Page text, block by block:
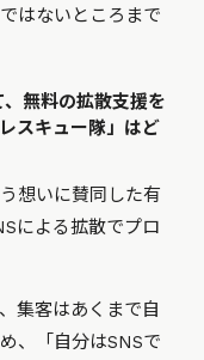
はないところまで
無料の拡散支援を
スキュー隊」はど
想いに賛同した有
による拡散でプロ
集客はあくまで自
、「自分はSNSで